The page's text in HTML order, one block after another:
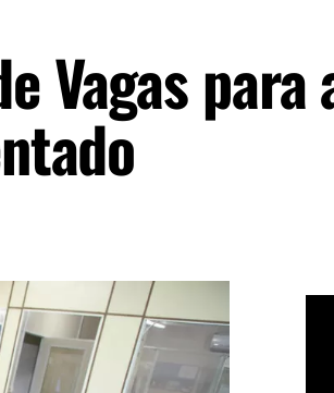
Vagas para